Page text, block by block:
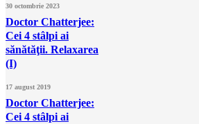
30 octombrie 2023
Doctor Chatterjee:
Cei 4 stâlpi ai
sănătăţii. Relaxarea
(I)
17 august 2019
Doctor Chatterjee:
Cei 4 stâlpi ai